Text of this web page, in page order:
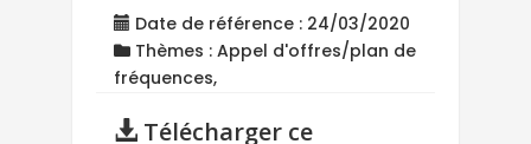
Date de référence : 24/03/2020
Thèmes : Appel d'offres/plan de
fréquences,
Télécharger ce